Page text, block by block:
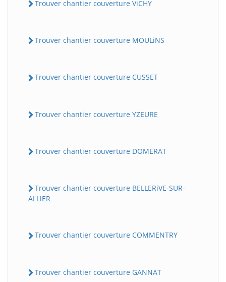
Trouver chantier couverture ViCHY
Trouver chantier couverture MOULiNS
Trouver chantier couverture CUSSET
Trouver chantier couverture YZEURE
Trouver chantier couverture DOMERAT
Trouver chantier couverture BELLERiVE-SUR-
ALLiER
Trouver chantier couverture COMMENTRY
Trouver chantier couverture GANNAT